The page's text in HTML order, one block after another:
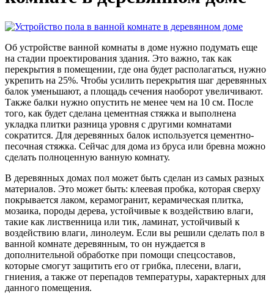
Об устройстве ванной комнаты в доме нужно подумать еще
на стадии проектирования здания. Это важно, так как
перекрытия в помещении, где она будет располагаться, нужно
укрепить на 25%. Чтобы усилить перекрытия шаг деревянных
балок уменьшают, а площадь сечения наоборот увеличивают.
Также балки нужно опустить не менее чем на 10 см. После
того, как будет сделана цементная стяжка и выполнена
укладка плитки разница уровня с другими комнатами
сократится. Для деревянных балок используется цементно-
песочная стяжка. Сейчас для дома из бруса или бревна можно
сделать полноценную ванную комнату.
В деревянных домах пол может быть сделан из самых разных
материалов. Это может быть: клеевая пробка, которая сверху
покрывается лаком, керамогранит, керамическая плитка,
мозаика, породы дерева, устойчивые к воздействию влаги,
такие как лиственница или тик, ламинат, устойчивый к
воздействию влаги, линолеум. Если вы решили сделать пол в
ванной комнате деревянным, то он нуждается в
дополнительной обработке при помощи спецсоставов,
которые смогут защитить его от грибка, плесени, влаги,
гниения, а также от перепадов температуры, характерных для
данного помещения.